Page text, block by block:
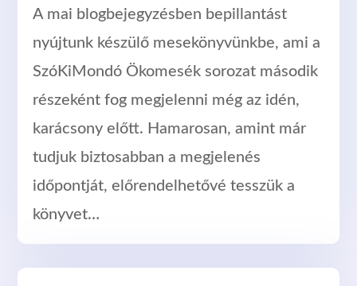
A mai blogbejegyzésben bepillantást
nyújtunk készülő mesekönyvünkbe, ami a
SzóKiMondó Ökomesék sorozat második
részeként fog megjelenni még az idén,
karácsony előtt. Hamarosan, amint már
tudjuk biztosabban a megjelenés
időpontját, előrendelhetővé tesszük a
könyvet…